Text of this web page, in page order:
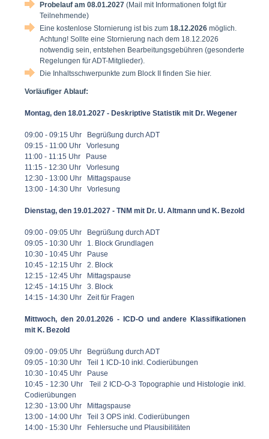
Probelauf am 08.01.2027 (Mail mit Informationen folgt für
Teilnehmende)
Eine kostenlose Stornierung ist bis zum 18.12.2026 möglich.
Achtung! Sollte eine Stornierung nach dem 18.12.2026
notwendig sein, entstehen Bearbeitungsgebühren (gesonderte
Regelungen für ADT-Mitglieder).
Die Inhaltsschwerpunkte zum Block II finden Sie hier.
Vorläufiger Ablauf:
Montag, den 18.01.2027 - Deskriptive Statistik mit Dr. Wegener
09:00 - 09:15 Uhr Begrüßung durch ADT
09:15 - 11:00 Uhr Vorlesung
11:00 - 11:15 Uhr Pause
11:15 - 12:30 Uhr Vorlesung
12:30 - 13:00 Uhr Mittagspause
13:00 - 14:30 Uhr Vorlesung
Dienstag, den 19.01.2027 - TNM mit Dr. U. Altmann und K. Bezold
09:00 - 09:05 Uhr Begrüßung durch ADT
09:05 - 10:30 Uhr 1. Block Grundlagen
10:30 - 10:45 Uhr Pause
10:45 - 12:15 Uhr 2. Block
12:15 - 12:45 Uhr Mittagspause
12:45 - 14:15 Uhr 3. Block
14:15 - 14:30 Uhr Zeit für Fragen
Mittwoch, den 20.01.2026 - ICD-O und andere Klassifikationen
mit K. Bezold
09:00 - 09:05 Uhr Begrüßung durch ADT
09:05 - 10:30 Uhr Teil 1 ICD-10 inkl. Codierübungen
10:30 - 10:45 Uhr Pause
10:45 - 12:30 Uhr Teil 2 ICD-O-3 Topographie und Histologie inkl.
Codierübungen
12:30 - 13:00 Uhr Mittagspause
13:00 - 14:00 Uhr Teil 3 OPS inkl. Codierübungen
14:00 - 15:30 Uhr Fehlersuche und Plausibilitäten